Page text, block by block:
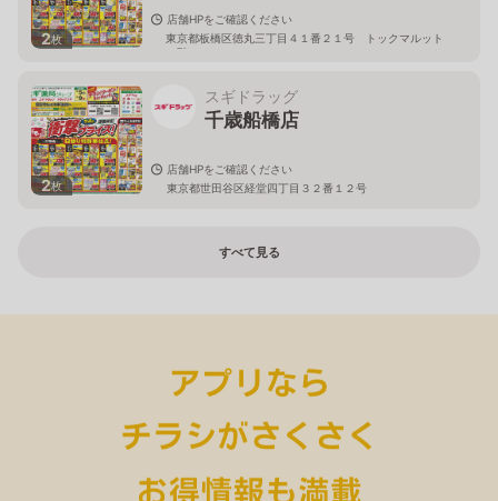
2枚
店舗HPをご確認ください
東京都板橋区徳丸三丁目４１番２１号 トックマルット
１階
2枚
スギドラッグ
千歳船橋店
店舗HPをご確認ください
東京都世田谷区経堂四丁目３２番１２号
すべて見る